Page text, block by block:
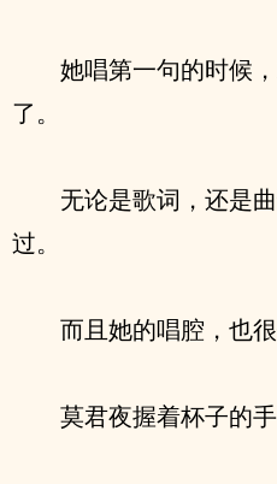
她唱第一句的时候
了。
无论是歌词，还是
过。
而且她的唱腔，也很
莫君夜握着杯子的